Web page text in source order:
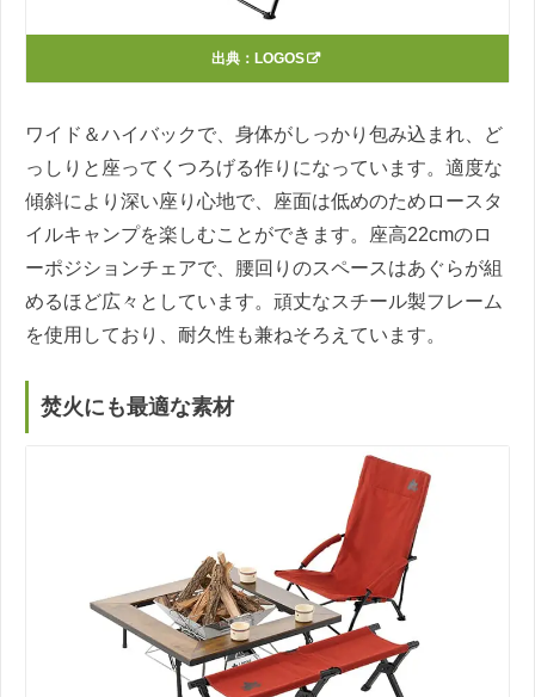
出典： LOGOS
ワイド＆ハイバックで、身体がしっかり包み込まれ、ど
っしりと座ってくつろげる作りになっています。適度な
傾斜により深い座り心地で、座面は低めのためロースタ
イルキャンプを楽しむことができます。座高22cmのロ
ーポジションチェアで、腰回りのスペースはあぐらが組
めるほど広々としています。頑丈なスチール製フレーム
を使用しており、耐久性も兼ねそろえています。
焚火にも最適な素材